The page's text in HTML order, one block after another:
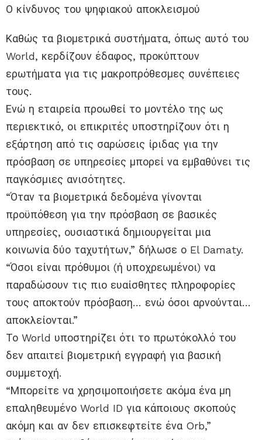
Ο κίνδυνος του ψηφιακού αποκλεισμού
Καθώς τα βιομετρικά συστήματα, όπως αυτό του
World, κερδίζουν έδαφος, προκύπτουν
ερωτήματα για τις μακροπρόθεσμες συνέπειες
τους.
Ενώ η εταιρεία προωθεί το μοντέλο της ως
περιεκτικό, οι επικριτές υποστηρίζουν ότι η
εξάρτηση από τις σαρώσεις ίριδας για την
πρόσβαση σε υπηρεσίες μπορεί να εμβαθύνει τις
παγκόσμιες ανισότητες.
“Όταν τα βιομετρικά δεδομένα γίνονται
προϋπόθεση για την πρόσβαση σε βασικές
υπηρεσίες, ουσιαστικά δημιουργείται μια
κοινωνία δύο ταχυτήτων,” δήλωσε ο El Damaty.
“Όσοι είναι πρόθυμοι (ή υποχρεωμένοι) να
παραδώσουν τις πιο ευαίσθητες πληροφορίες
τους αποκτούν πρόσβαση… ενώ όσοι αρνούνται…
αποκλείονται.”
Το World υποστηρίζει ότι το πρωτόκολλό του
δεν απαιτεί βιομετρική εγγραφή για βασική
συμμετοχή.
“Μπορείτε να χρησιμοποιήσετε ακόμα ένα μη
επαληθευμένο World ID για κάποιους σκοπούς
ακόμη και αν δεν επισκεφτείτε ένα Orb,”